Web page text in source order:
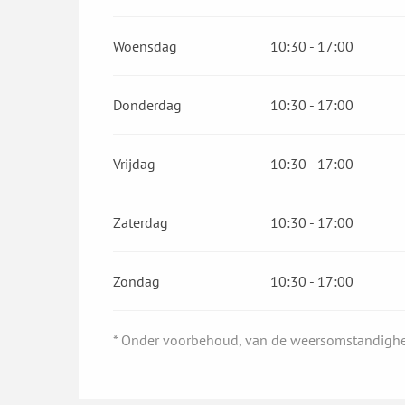
Woensdag 10:30 - 17:00
Donderdag 10:30 - 17:00
Vrijdag 10:30 - 17:00
Zaterdag 10:30 - 17:00
Zondag 10:30 - 17:00
* Onder voorbehoud, van de